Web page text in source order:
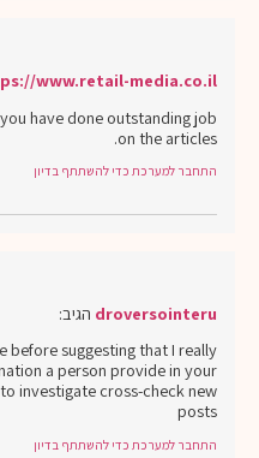
www.retail-media.co.il/
have done outstanding job
on the articles.
התחבר למערכת כדי להשתתף בדיון
droversointeru הגיב:
suggesting that I really
a person provide in your
investigate cross-check new
posts
התחבר למערכת כדי להשתתף בדיון